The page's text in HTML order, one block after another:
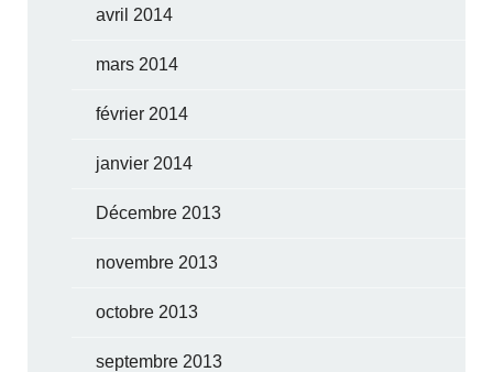
avril 2014
mars 2014
février 2014
janvier 2014
Décembre 2013
novembre 2013
octobre 2013
septembre 2013